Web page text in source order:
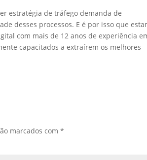
estratégia de tráfego demanda de
desses processos. E é por isso que
com mais de 12 anos de experiência
capacitados a extraírem os melhores
marcados com*